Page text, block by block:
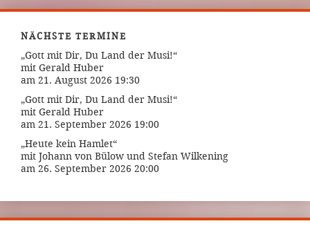
NÄCHSTE TERMINE
„Gott mit Dir, Du Land der Musi!“
mit Gerald Huber
am 21. August 2026 19:30
„Gott mit Dir, Du Land der Musi!“
mit Gerald Huber
am 21. September 2026 19:00
„Heute kein Hamlet“
mit Johann von Bülow und Stefan Wilkening
am 26. September 2026 20:00